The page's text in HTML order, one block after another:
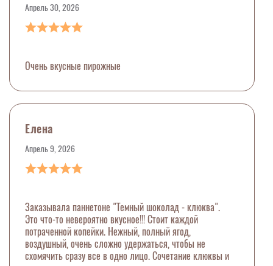
Апрель 30, 2026
Очень вкусные пирожные
Елена
Апрель 9, 2026
Заказывала паннетоне "Темный шоколад - клюква".
Это что-то невероятно вкусное!!! Стоит каждой
потраченной копейки. Нежный, полный ягод,
воздушный, очень сложно удержаться, чтобы не
схомячить сразу все в одно лицо. Сочетание клюквы и